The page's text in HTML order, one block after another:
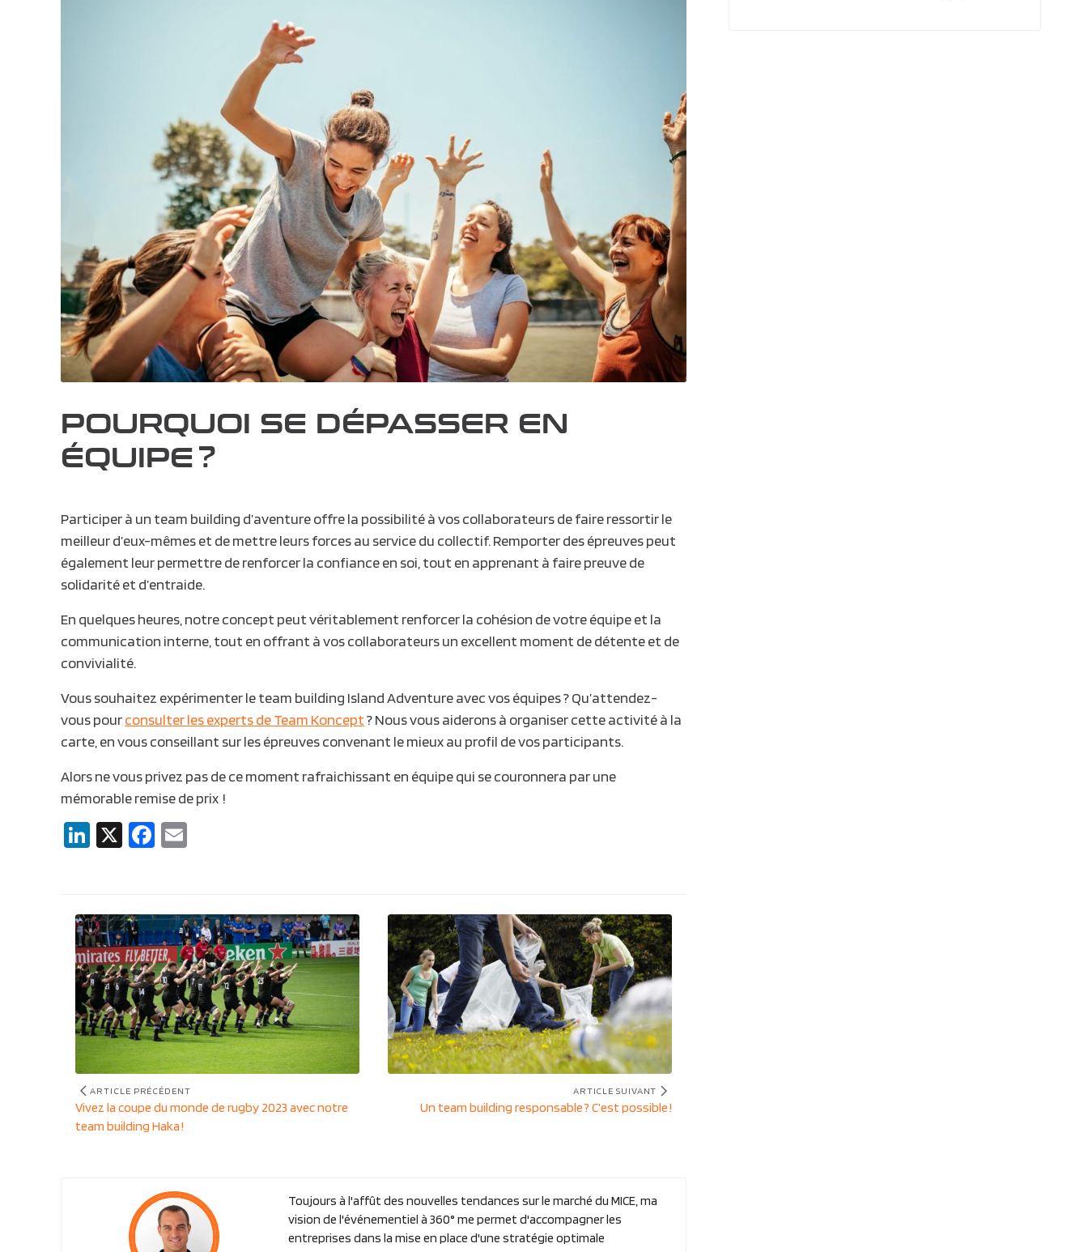
POURQUOI SE DÉPASSER EN
ÉQUIPE ?
Participer à un team building d’aventureoffre la possibilité à vos collaborateurs de faire ressortir le
meilleur d’eux-mêmes et de mettre leurs forces au service du collectif. Remporter des épreuves peut
également leur permettre de renforcer la confiance en soi, tout en apprenant à faire preuve de
solidarité et d’entraide.
En quelques heures, notre concept peut véritablement renforcer la cohésion de votre équipe et la
communication interne, tout en offrant à vos collaborateurs un excellent moment de détente et de
convivialité.
Vous souhaitez expérimenter le team building Island Adventure avec vos équipes ? Qu’attendez-
vous pourconsulter les experts deTeam Koncept? Nous vous aiderons à organiser cette activité à la
carte, en vous conseillant sur les épreuves convenant le mieux au profil de vos participants.
Alors ne vous privez pas de ce moment rafraichissant en équipe qui se couronnera par une
mémorable remise de prix !
LinkedIn
X Facebook
Navigation
de
l’article
ARTICLE PRÉCÉDENT
Article
précédent
:
Vivez la coupe du monde de rugby 2023 avec notre
team building Haka !
ARTICLE SUIVANT
Article
suivant
Un team building responsable ? C’est possible !
Toujours à l'affût des nouvelles tendances sur le marché du MICE, ma
vision de l'événementiel à 360° me permet d'accompagner les
entreprises dans la mise en place d'une stratégie optimale